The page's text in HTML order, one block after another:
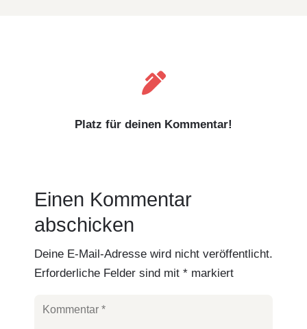

Platz für deinen Kommentar!
Einen Kommentar
abschicken
Deine E-Mail-Adresse wird nicht veröffentlicht.
Erforderliche Felder sind mit * markiert